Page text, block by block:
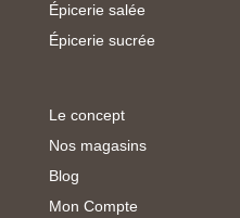
Épicerie salée
Épicerie sucrée
Le concept
Nos magasins
Blog
Mon Compte